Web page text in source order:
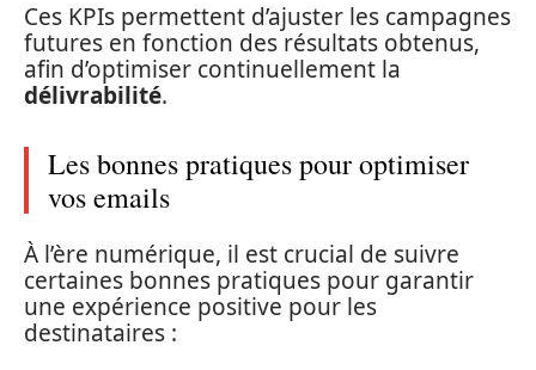
Ces KPIs permettent d’ajuster les campagnes
futures en fonction des résultats obtenus,
afin d’optimiser continuellement la
délivrabilité.
Les bonnes pratiques pour optimiser
vos emails
À l’ère numérique, il est crucial de suivre
certaines bonnes pratiques pour garantir
une expérience positive pour les
destinataires :